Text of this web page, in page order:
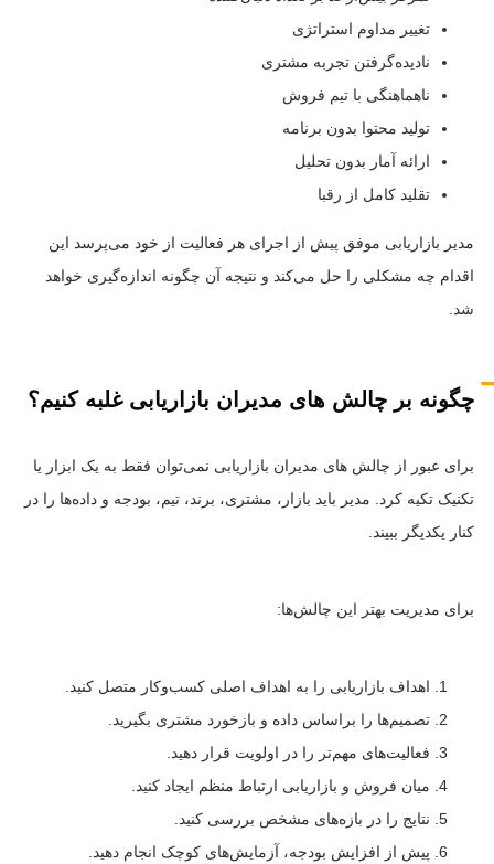
تغییر مداوم استراتژی
نادیده‌گرفتن تجربه مشتری
ناهماهنگی با تیم فروش
تولید محتوا بدون برنامه
ارائه آمار بدون تحلیل
تقلید کامل از رقبا
مدیر بازاریابی موفق پیش از اجرای هر فعالیت از خود می‌پرسد این
اقدام چه مشکلی را حل می‌کند و نتیجه آن چگونه اندازه‌گیری خواهد
شد.
چگونه بر چالش های مدیران بازاریابی غلبه کنیم؟
برای عبور از چالش های مدیران بازاریابی نمی‌توان فقط به یک ابزار یا
تکنیک تکیه کرد. مدیر باید بازار، مشتری، برند، تیم، بودجه و داده‌ها را در
کنار یکدیگر ببیند.
برای مدیریت بهتر این چالش‌ها:
اهداف بازاریابی را به اهداف اصلی کسب‌وکار متصل کنید.
تصمیم‌ها را براساس داده و بازخورد مشتری بگیرید.
فعالیت‌های مهم‌تر را در اولویت قرار دهید.
میان فروش و بازاریابی ارتباط منظم ایجاد کنید.
نتایج را در بازه‌های مشخص بررسی کنید.
پیش از افزایش بودجه، آزمایش‌های کوچک انجام دهید.